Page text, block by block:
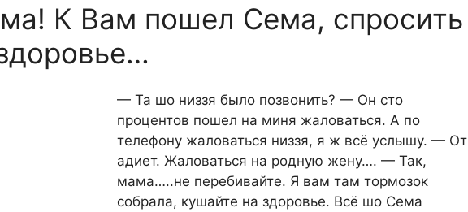
К Вам пошел Сема, спросить
— Та шо низзя было позвонить? — Он сто
процентов пошел на миня жаловаться. А по
телефону жаловаться низзя, я ж всё услышу. — От
адиет. Жаловаться на родную жену…. — Так,
мама…..не перебивайте. Я вам там тормозок
собрала, кушайте на здоровье. Всё шо Сема